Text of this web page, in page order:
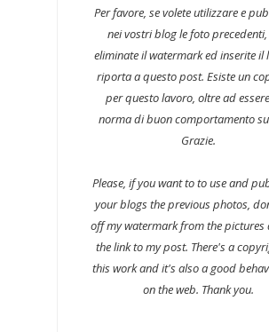
Per favore, se volete utilizzare e
nei vostri blog le foto
eliminate il watermark ed inserite il
riporta a questo post. Esiste un
per questo lavoro, oltre ad
norma di buon comportamento
Grazie.
Please, if you want to to use and
your blogs the previous photos,
off my watermark from the pictures
the link to my post. There's a
this work and it's also a good
on the web. Thank you.